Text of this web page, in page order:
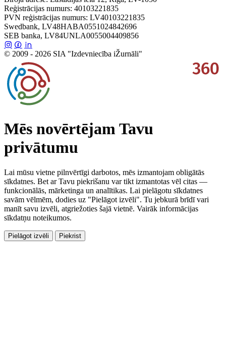
Reģistrācijas numurs: 40103221835
PVN reģistrācijas numurs: LV40103221835
Swedbank, LV48HABA0551024842696
SEB banka, LV84UNLA0055004409856
© 2009 - 2026 SIA "Izdevniecība iŽurnāli"
Mēs novērtējam Tavu
privātumu
Lai mūsu vietne pilnvērtīgi darbotos, mēs izmantojam obligātās
sīkdatnes. Bet ar Tavu piekrišanu var tikt izmantotas vēl citas —
funkcionālās, mārketinga un analītikas. Lai pielāgotu sīkdatnes
savām vēlmēm, dodies uz "Pielāgot izvēli". Tu jebkurā brīdī vari
manīt savu izvēli, atgriežoties šajā vietnē. Vairāk informācijas
sīkdatņu noteikumos.
Pielāgot izvēli Piekrist